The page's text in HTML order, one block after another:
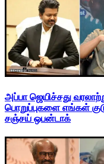
அப்பா ஜெயிச்சது
பொறுப்புகளை எங்கள்
சஞ்சய் ஒபன்டாக்